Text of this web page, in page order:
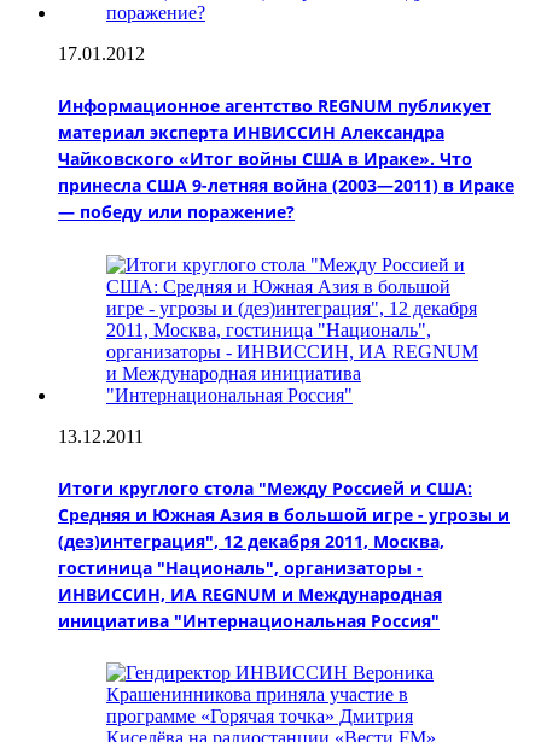
17.01.2012
Информационное агентство REGNUM публикует
материал эксперта ИНВИССИН Александра
Чайковского «Итог войны США в Ираке». Что
принесла США 9-летняя война (2003—2011) в Ираке
— победу или поражение?
13.12.2011
Итоги круглого стола "Между Россией и США:
Средняя и Южная Азия в большой игре - угрозы и
(дез)интеграция", 12 декабря 2011, Москва,
гостиница "Националь", организаторы -
ИНВИССИН, ИА REGNUM и Международная
инициатива "Интернациональная Россия"